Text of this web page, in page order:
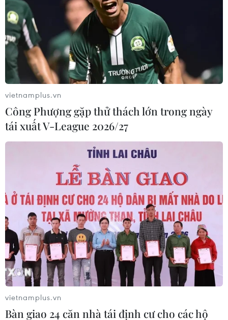
vietnamplus.vn
Công Phượng gặp thử thách lớn trong ngày
tái xuất V-League 2026/27
vietnamplus.vn
Bàn giao 24 căn nhà tái định cư cho các hộ